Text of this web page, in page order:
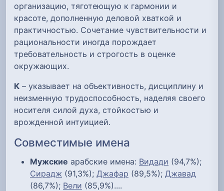
организацию, тяготеющую к гармонии и
красоте, дополненную деловой хваткой и
практичностью. Сочетание чувствительности и
рациональности иногда порождает
требовательность и строгость в оценке
окружающих.
К – указывает на объективность, дисциплину и
неизменную трудоспособность, наделяя своего
носителя силой духа, стойкостью и
врожденной интуицией.
Совместимые имена
Мужские арабские имена: Видади (94,7%);
Сирадж (91,3%); Джафар (89,5%); Джавад
(86,7%); Вели (85,9%)....